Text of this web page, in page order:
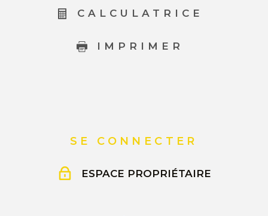
CALCULATRICE
IMPRIMER
SE CONNECTER
ESPACE PROPRIÉTAIRE